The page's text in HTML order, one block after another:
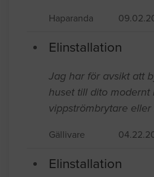
Haparanda
Elinstallation
Jag har för avsikt att
huset till dito modernt
vippströmbrytare eller
Gällivare
Elinstallation